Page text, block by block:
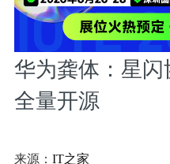
华为龚体：星闪
全量开源
来源： IT之家